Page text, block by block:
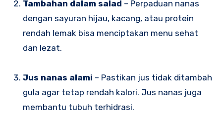
Tambahan dalam salad – Perpaduan nanas
dengan sayuran hijau, kacang, atau protein
rendah lemak bisa menciptakan menu sehat
dan lezat.
Jus nanas alami – Pastikan jus tidak ditambah
gula agar tetap rendah kalori. Jus nanas juga
membantu tubuh terhidrasi.